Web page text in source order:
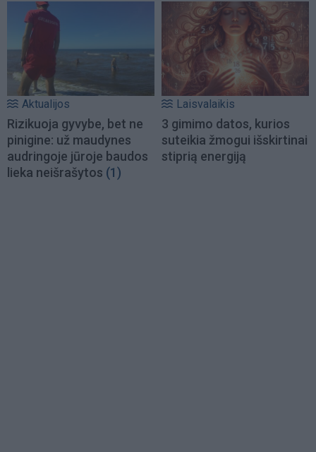
Aktualijos
Rizikuoja gyvybe, bet ne
pinigine: už maudynes
audringoje jūroje baudos
lieka neišrašytos (1)
Laisvalaikis
3 gimimo datos, kurios
suteikia žmogui išskirtinai
stiprią energiją